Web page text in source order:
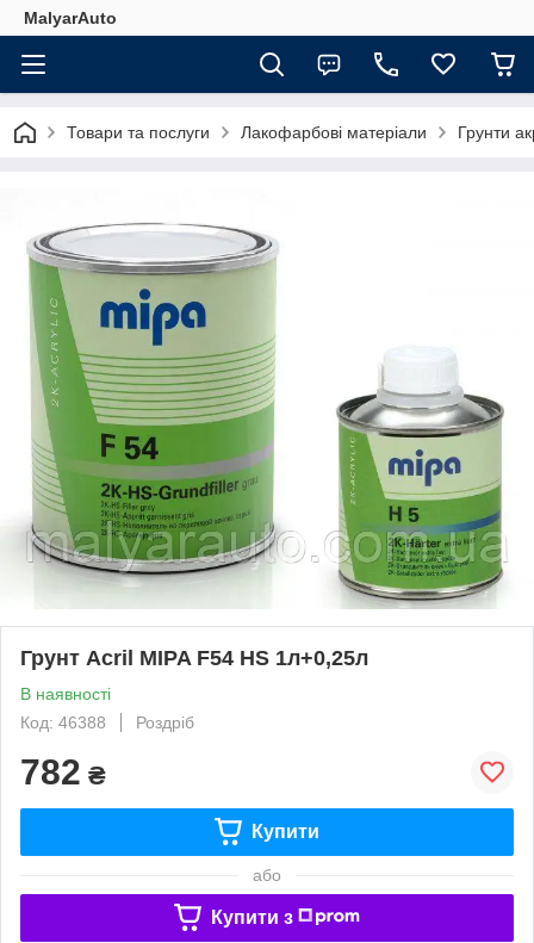
MalyarAuto
Товари та послуги Лакофарбові матеріали Грунти
Грунт Acril MIPA F54 HS 1л+0,25л
В наявності
Код: 46388
Роздріб
782 ₴
Купити
або
Купити з